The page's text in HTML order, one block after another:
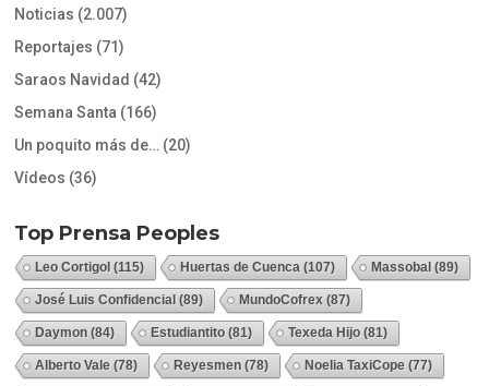
Noticias (2.007)
Reportajes (71)
Saraos Navidad (42)
Semana Santa (166)
Un poquito más de… (20)
Vídeos (36)
Top Prensa Peoples
Leo Cortigol (115) Huertas de Cuenca (107) Massobal (89)
José Luis Confidencial (89) MundoCofrex (87)
Daymon (84) Estudiantito (81) Texeda Hijo (81)
Alberto Vale (78) Reyesmen (78) Noelia TaxiCope (77)